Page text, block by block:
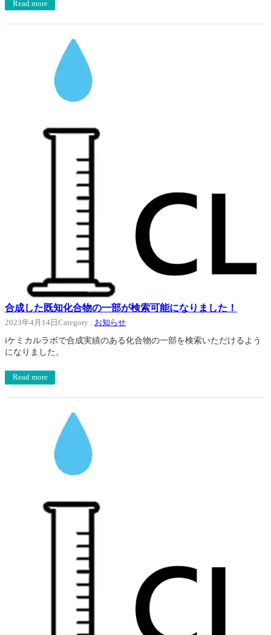
Read more
合成した既知化合物の一部が検索可能になりました！
2023年4月14日 Category : お知らせ
iケミカルラボで合成実績のある化合物の一部を検索いただけるよう
になりました。
Read more